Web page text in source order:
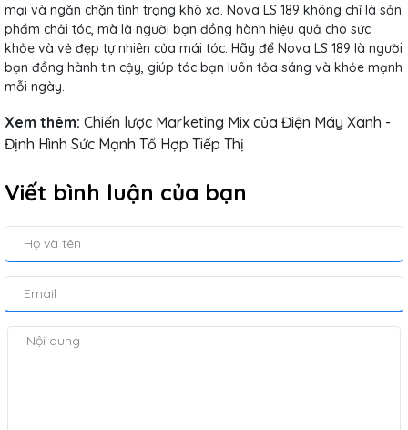
mại và ngăn chặn tình trạng khô xơ. Nova LS 189 không chỉ là sản
phẩm chải tóc, mà là người bạn đồng hành hiệu quả cho sức
khỏe và vẻ đẹp tự nhiên của mái tóc. Hãy để Nova LS 189 là người
bạn đồng hành tin cậy, giúp tóc bạn luôn tỏa sáng và khỏe mạnh
mỗi ngày.
Xem thêm: Chiến lược Marketing Mix của Điện Máy Xanh -
Định Hình Sức Mạnh Tổ Hợp Tiếp Thị
Viết bình luận của bạn